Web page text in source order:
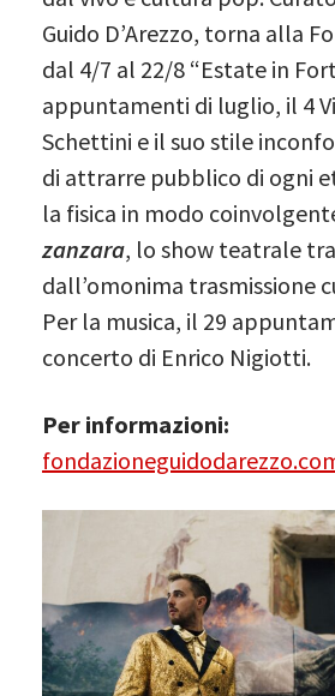
Guido D’Arezzo, torna alla
dal 4/7 al 22/8 “Estate in
appuntamenti di luglio, il 4
Schettini e il suo stile
di attrarre pubblico di ogni
la fisica in modo
zanzara, lo show teatrale
dall’omonima trasmissione
Per la musica, il 29
concerto di Enrico Nigiotti.
Per informazioni: